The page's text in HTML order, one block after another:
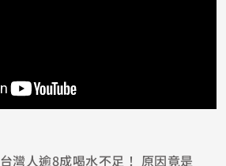
台灣人逾8成喝水不足！ 原因竟是